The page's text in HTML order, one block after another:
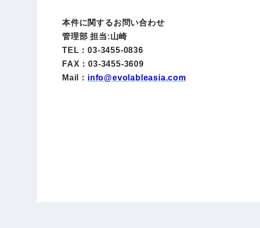
本件に関するお問い合わせ
管理部 担当:山崎
TEL：03-3455-0836
FAX：03-3455-3609
Mail： info@evolableasia.com